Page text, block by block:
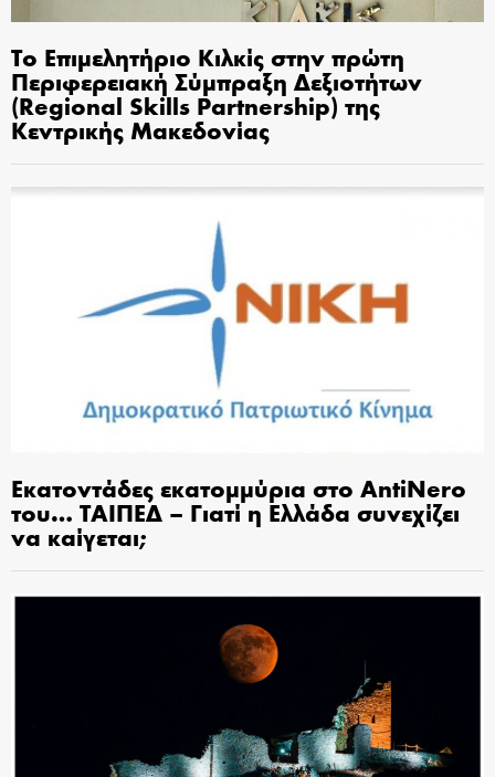
Το Επιμελητήριο Κιλκίς στην πρώτη
Περιφερειακή Σύμπραξη Δεξιοτήτων
(Regional Skills Partnership) της
Κεντρικής Μακεδονίας
Εκατοντάδες εκατομμύρια στο AntiNero
του… ΤΑΙΠΕΔ – Γιατί η Ελλάδα συνεχίζει
να καίγεται;